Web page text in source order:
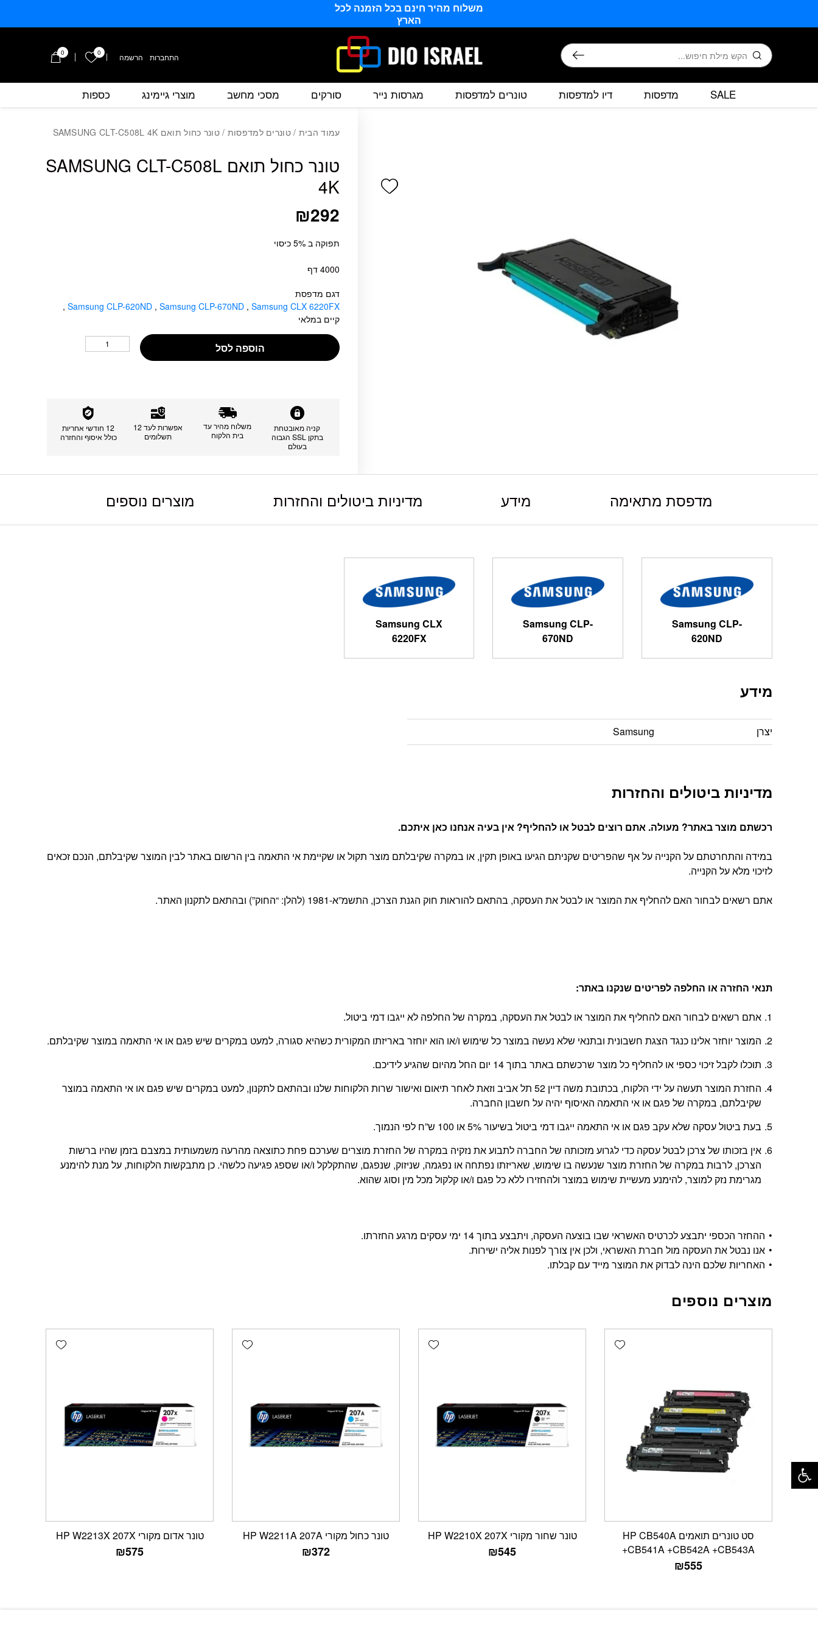
משלוח מהיר חינם בכל הזמנה לכל
הארץ
התחברות הרשמה 0 הרשימה שלי
0 חיפוש
SALE מדפסות דיו למדפסות טונרים למדפסות מגרסות נייר סורקים מסכי מחשב מוצרי גיימינג כספות
עמוד הבית /טונרים למדפסות / טונר כחול תואם SAMSUNG CLT-C508L 4K
טונר כחול תואם SAMSUNG CLT-C508L
4K
₪292
תפוקה ב 5% כיסוי
4000 דף
דגם מדפסת
Samsung CLP-620ND ,Samsung CLP-670ND ,Samsung CLX 6220FX
,
קיים במלאי
הוספה לסל
קניה מאובטחת
בתקן SSL הגבוה
בעולם
משלוח מהיר עד
בית הלקוח
אפשרות לעד 12
תשלומים
12 חודשי אחריות
כולל איסוף והחזרה
Add wishlist
מדפסת מתאימה מידע מדיניות ביטולים והחזרות מוצרים נוספים
Samsung CLP-
620ND
Samsung CLP-
670ND
Samsung CLX
6220FX
מידע
יצרן Samsung
מדיניות ביטולים והחזרות
רכשתם מוצר באתר? מעולה. אתם רוצים לבטל או להחליף? אין בעיה אנחנו כאן איתכם.
במידה והתחרטתם על הקנייה על אף שהפריטים שקניתם הגיעו באופן תקין, או במקרה שקיבלתם מוצר תקול או שקיימת אי התאמה בין הרשום באתר לבין המוצר שקיבלתם, הנכם זכאים
לזיכוי מלא על הקנייה.
אתם רשאים לבחור האם להחליף את המוצר או לבטל את העסקה, בהתאם להוראות חוק הגנת הצרכן, התשמ”א-1981 (להלן: “החוק”) ובהתאם לתקנון האתר.
תנאי החזרה או החלפה לפריטים שנקנו באתר:
אתם רשאים לבחור האם להחליף את המוצר או לבטל את העסקה, במקרה של החלפה לא ייגבו דמי ביטול.
המוצר יוחזר אלינו כנגד הצגת חשבונית ובתנאי שלא נעשה במוצר כל שימוש ו/או הוא יוחזר באריזתו המקורית כשהיא סגורה, למעט במקרים שיש פגם או אי התאמה במוצר שקיבלתם.
תוכלו לקבל זיכוי כספי או להחליף כל מוצר שרכשתם באתר בתוך 14 יום החל מהיום שהגיע לידיכם.
החזרת המוצר תעשה על ידי הלקוח, בכתובת משה דיין 52 תל אביב וזאת לאחר תיאום ואישור שרות הלקוחות שלנו ובהתאם לתקנון, למעט במקרים שיש פגם או אי התאמה במוצר
שקיבלתם, במקרה של פגם או אי התאמה האיסוף יהיה על חשבון החברה.
בעת ביטול עסקה שלא עקב פגם או אי התאמה ייגבו דמי ביטול בשיעור 5% או 100 ש”ח לפי הנמוך.
אין בזכותו של צרכן לבטל עסקה כדי לגרוע מזכותה של החברה לתבוע את נזקיה במקרה של החזרת מוצרים שערכם פחת כתוצאה מהרעה משמעותית במצבם בזמן שהיו ברשות
הצרכן, לרבות במקרה של החזרת מוצר שנעשה בו שימוש, שאריזתו נפתחה או נפגמה, שניזוק, שנפגם, שהתקלקל ו/או שספג פגיעה כלשהי. כן מתבקשות הלקוחות, על מנת להימנע
מגרימת נזק למוצר, להימנע מעשיית שימוש במוצר ולהחזירו ללא כל פגם ו/או קלקול מכל מין וסוג שהוא.
ההחזר הכספי יתבצע לכרטיס האשראי שבו בוצעה העסקה, ויתבצע בתוך 14 ימי עסקים מרגע החזרתו.
אנו נבטל את העסקה מול חברת האשראי, ולכן אין צורך לפנות אליה ישירות.
האחריות שלכם הינה לבדוק את המוצר מייד עם קבלתו.
מוצרים נוספים
Add wishlist
סט טונרים תואמים HP CB540A
+CB541A +CB542A +CB543A
₪555
Add wishlist
טונר שחור מקורי HP W2210X 207X
₪545
Add wishlist
טונר כחול מקורי HP W2211A 207A
₪372
Add wishlist
טונר אדום מקורי HP W2213X 207X
₪575
פתח סרגל נגישות